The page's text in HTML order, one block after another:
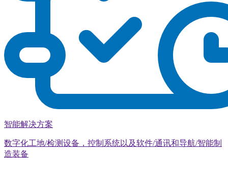
智能解决方案
数字化工地/检测设备，控制系统以及软件/通讯和导航/智能制
造装备